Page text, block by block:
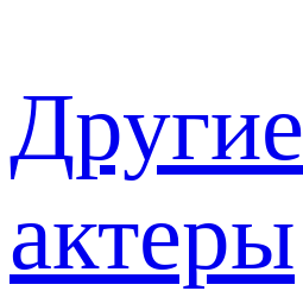
Другие
актеры